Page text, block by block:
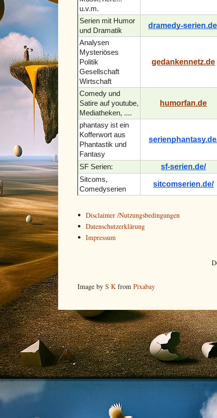
u.v.m.
Serien mit Humor
und Dramatik
dramedy-
Analysen
Mysteriöses
Politik
Gesellschaft
Wirtschaft
gedankennetz.de
Comedy und
Satire auf youtube,
Mediatheken, ....
humorfan.de
phantasy ist ein
Kofferwort aus
Phantastik und
Fantasy
SF Serien: sf-serien.de/
Sitcoms,
Comedyserien
sitcomserien.de/
Disclaimer /Nutzungsbedingungen
Datenschutzerklärung
Impressum
Image by S K from Pixabay